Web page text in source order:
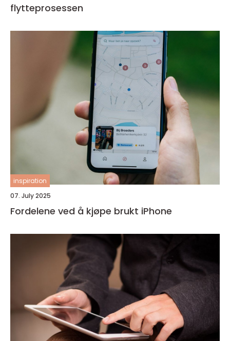
flytteprosessen
inspiration
07. July 2025
Fordelene ved å kjøpe brukt iPhone